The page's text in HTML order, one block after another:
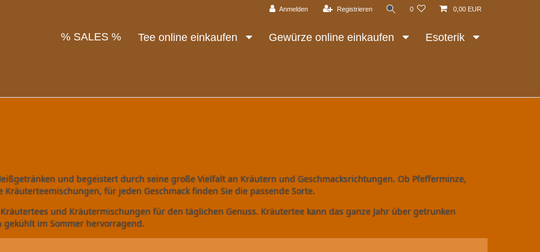
Anmelden Registrieren 0 0,00 EUR
% SALES % Tee online einkaufen Gewürze online einkaufen Esoterik
und begeistert durch seine große Vielfalt an Kräutern und Geschmacksrichtungen. Ob Pfefferminze,
für jeden Geschmack finden Sie die passende Sorte.
und Kräutermischungen für den täglichen Genuss. Kräutertee kann das ganze Jahr über getrunken
im Sommer hervorragend.